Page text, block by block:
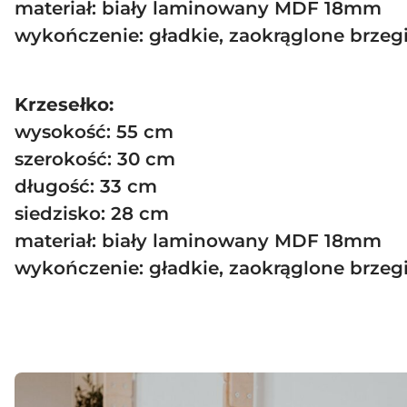
materiał: biały laminowany MDF 18mm
wykończenie: gładkie, zaokrąglone
Krzesełko:
wysokość: 55 cm
szerokość: 30 cm
długość: 33 cm
siedzisko: 28 cm
materiał: biały laminowany MDF 18mm
wykończenie: gładkie, zaokrąglone